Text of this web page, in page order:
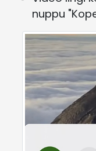
nuppu